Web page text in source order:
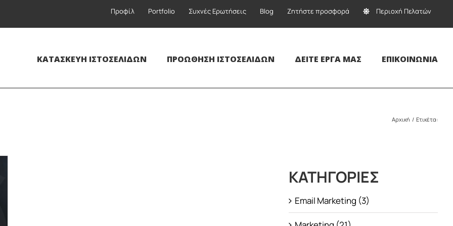
Προφίλ Portfolio Συχνές Ερωτήσεις Blog Ζητήστε προσφορά Περιοχή Πελατών
ΚΑΤΑΣΚΕΥΉ ΙΣΤΟΣΕΛΊΔΩΝ ΠΡΟΏΘΗΣΗ ΙΣΤΟΣΕΛΊΔΩΝ ΔΕΊΤΕ ΈΡΓΑ ΜΑΣ ΕΠΙΚΟΙΝΩΝΊΑ
Αρχική Ετικέτα:
ΚΑΤΗΓΟΡΊΕΣ
Email Marketing (3)